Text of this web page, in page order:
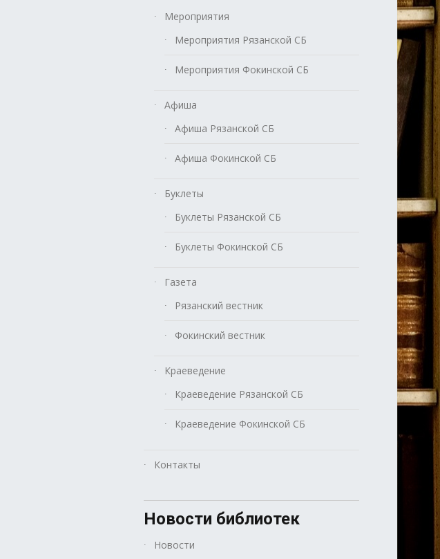
Мероприятия
Мероприятия Рязанской СБ
Мероприятия Фокинской СБ
Афиша
Афиша Рязанской СБ
Афиша Фокинской СБ
Буклеты
Буклеты Рязанской СБ
Буклеты Фокинской СБ
Газета
Рязанский вестник
Фокинский вестник
Краеведение
Краеведение Рязанской СБ
Краеведение Фокинской СБ
Контакты
Новости библиотек
Новости